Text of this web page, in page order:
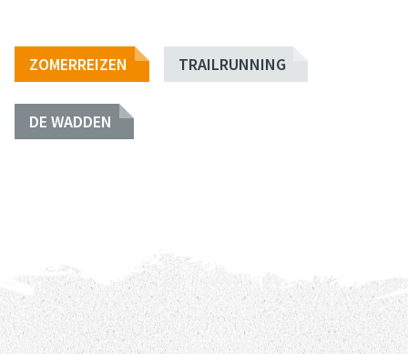
ZOMERREIZEN TRAILRUNNING
DE WADDEN